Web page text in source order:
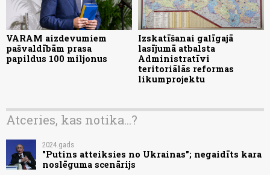
VARAM aizdevumiem
pašvaldībām prasa
papildus 100 miljonus
Izskatīšanai galīgajā
lasījumā atbalsta
Administratīvi
teritoriālās reformas
likumprojektu
Atceries, kas notika...?
2024.gads
"Putins atteiksies no Ukrainas"; negaidīts kara
noslēguma scenārijs